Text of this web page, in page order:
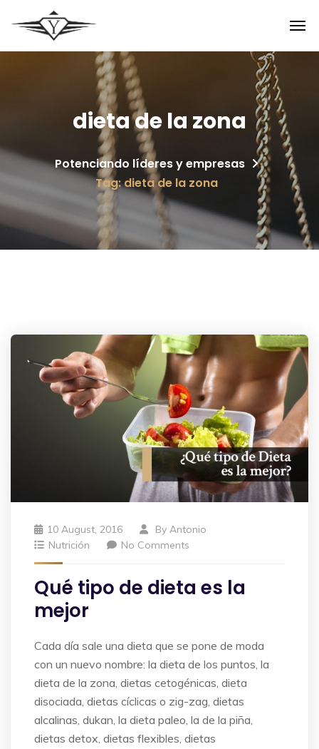
dieta de la zona
Potenciando líderes y empresas
Tag: dieta de la zona
10 August, 2016 By Antonio
Nutrición
No Comments
Qué tipo de dieta es la
mejor
Cada día sale una dieta que se pone de moda
con un nuevo nombre: la dieta de los puntos, la
dieta de la zona, dietas cetogénicas, dieta
disociada, dietas cíclicas o zig-zag, dietas
alcalinas, dukan, la dieta paleo, la de la piña,
dietas detox, dietas flexibles, dietas